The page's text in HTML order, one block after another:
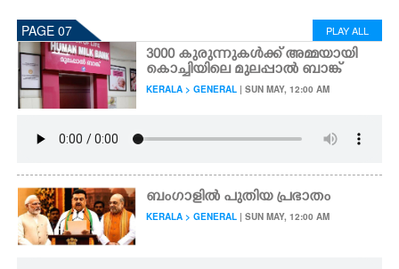
PAGE 07 PLAY ALL
3000 കുരുന്നുകൾക്ക് അമ്മയായി
കൊച്ചിയിലെ മുലപ്പാൽ ബാങ്ക്
KERALA > GENERAL | SUN MAY, 12:00 AM
ബംഗാളിൽ പുതിയ പ്രഭാതം
KERALA > GENERAL | SUN MAY, 12:00 AM